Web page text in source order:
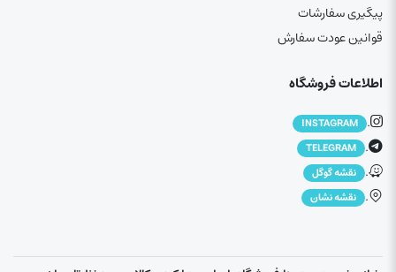
پیگیری سفارشات
قوانین عودت سفارش
اطلاعات فروشگاه
.
INSTAGRAM
.
TELEGRAM
. نقشه گوگل
. نقشه نشان